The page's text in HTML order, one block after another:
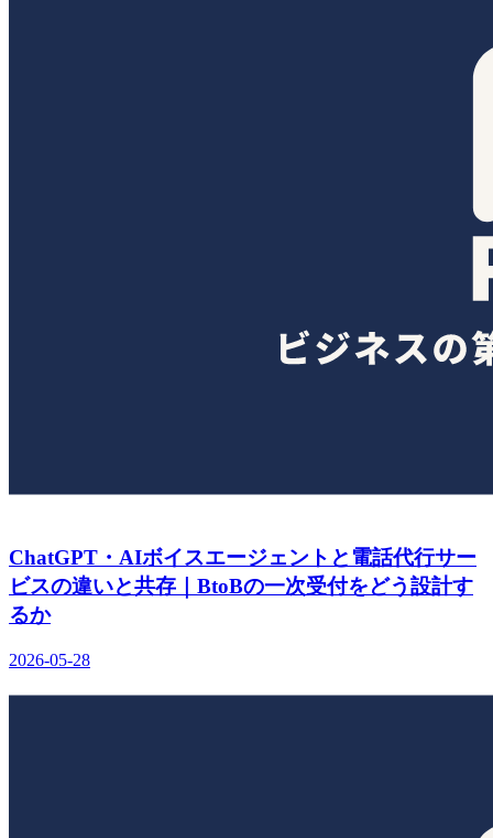
ChatGPT・AIボイスエージェントと電話代行サー
ビスの違いと共存｜BtoBの一次受付をどう設計す
るか
2026-05-28